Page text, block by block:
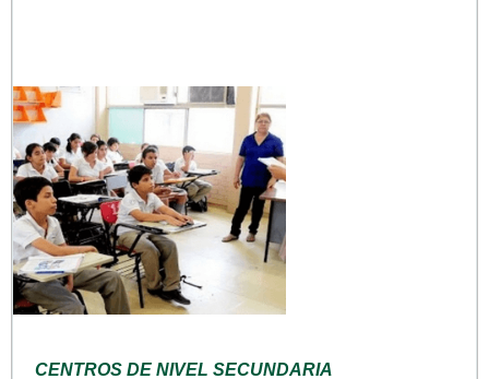
CENTROS DE NIVEL SECUNDARIA